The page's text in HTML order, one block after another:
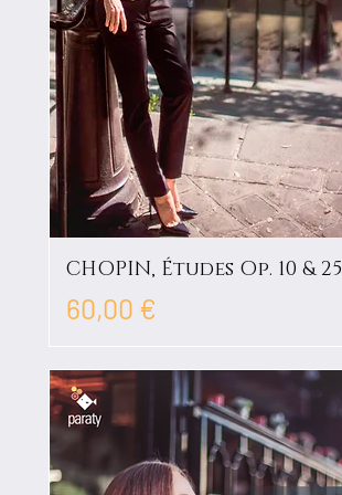
CHOPIN, Études Op. 10 & 25
Prix
60,00 €